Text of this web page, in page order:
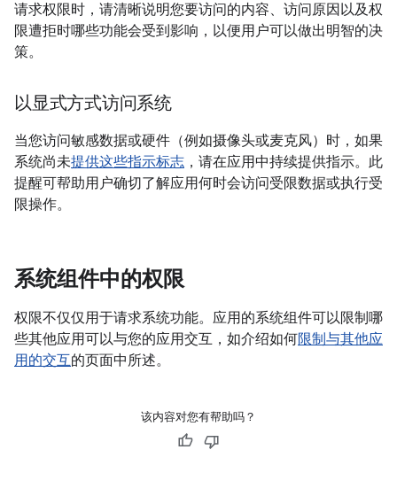
请求权限时，请清晰说明您要访问的内容、访问原因以及权
限遭拒时哪些功能会受到影响，以便用户可以做出明智的决
策。
以显式方式访问系统
当您访问敏感数据或硬件（例如摄像头或麦克风）时，如果
系统尚未提供这些指示标志 ，请在应用中持续提供指示。此
提醒可帮助用户确切了解应用何时会访问受限数据或执行受
限操作。
系统组件中的权限
权限不仅仅用于请求系统功能。应用的系统组件可以限制哪
些其他应用可以与您的应用交互，如介绍如何限制与其他应
用的交互的页面中所述。
该内容对您有帮助吗？